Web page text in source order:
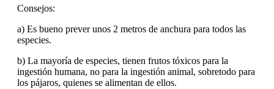
Consejos:
a) Es bueno prever unos 2 metros de anchura para todos las
especies.
b) La mayoría de especies, tienen frutos tóxicos para la
ingestión humana, no para la ingestión animal, sobretodo para
los pájaros, quienes se alimentan de ellos.